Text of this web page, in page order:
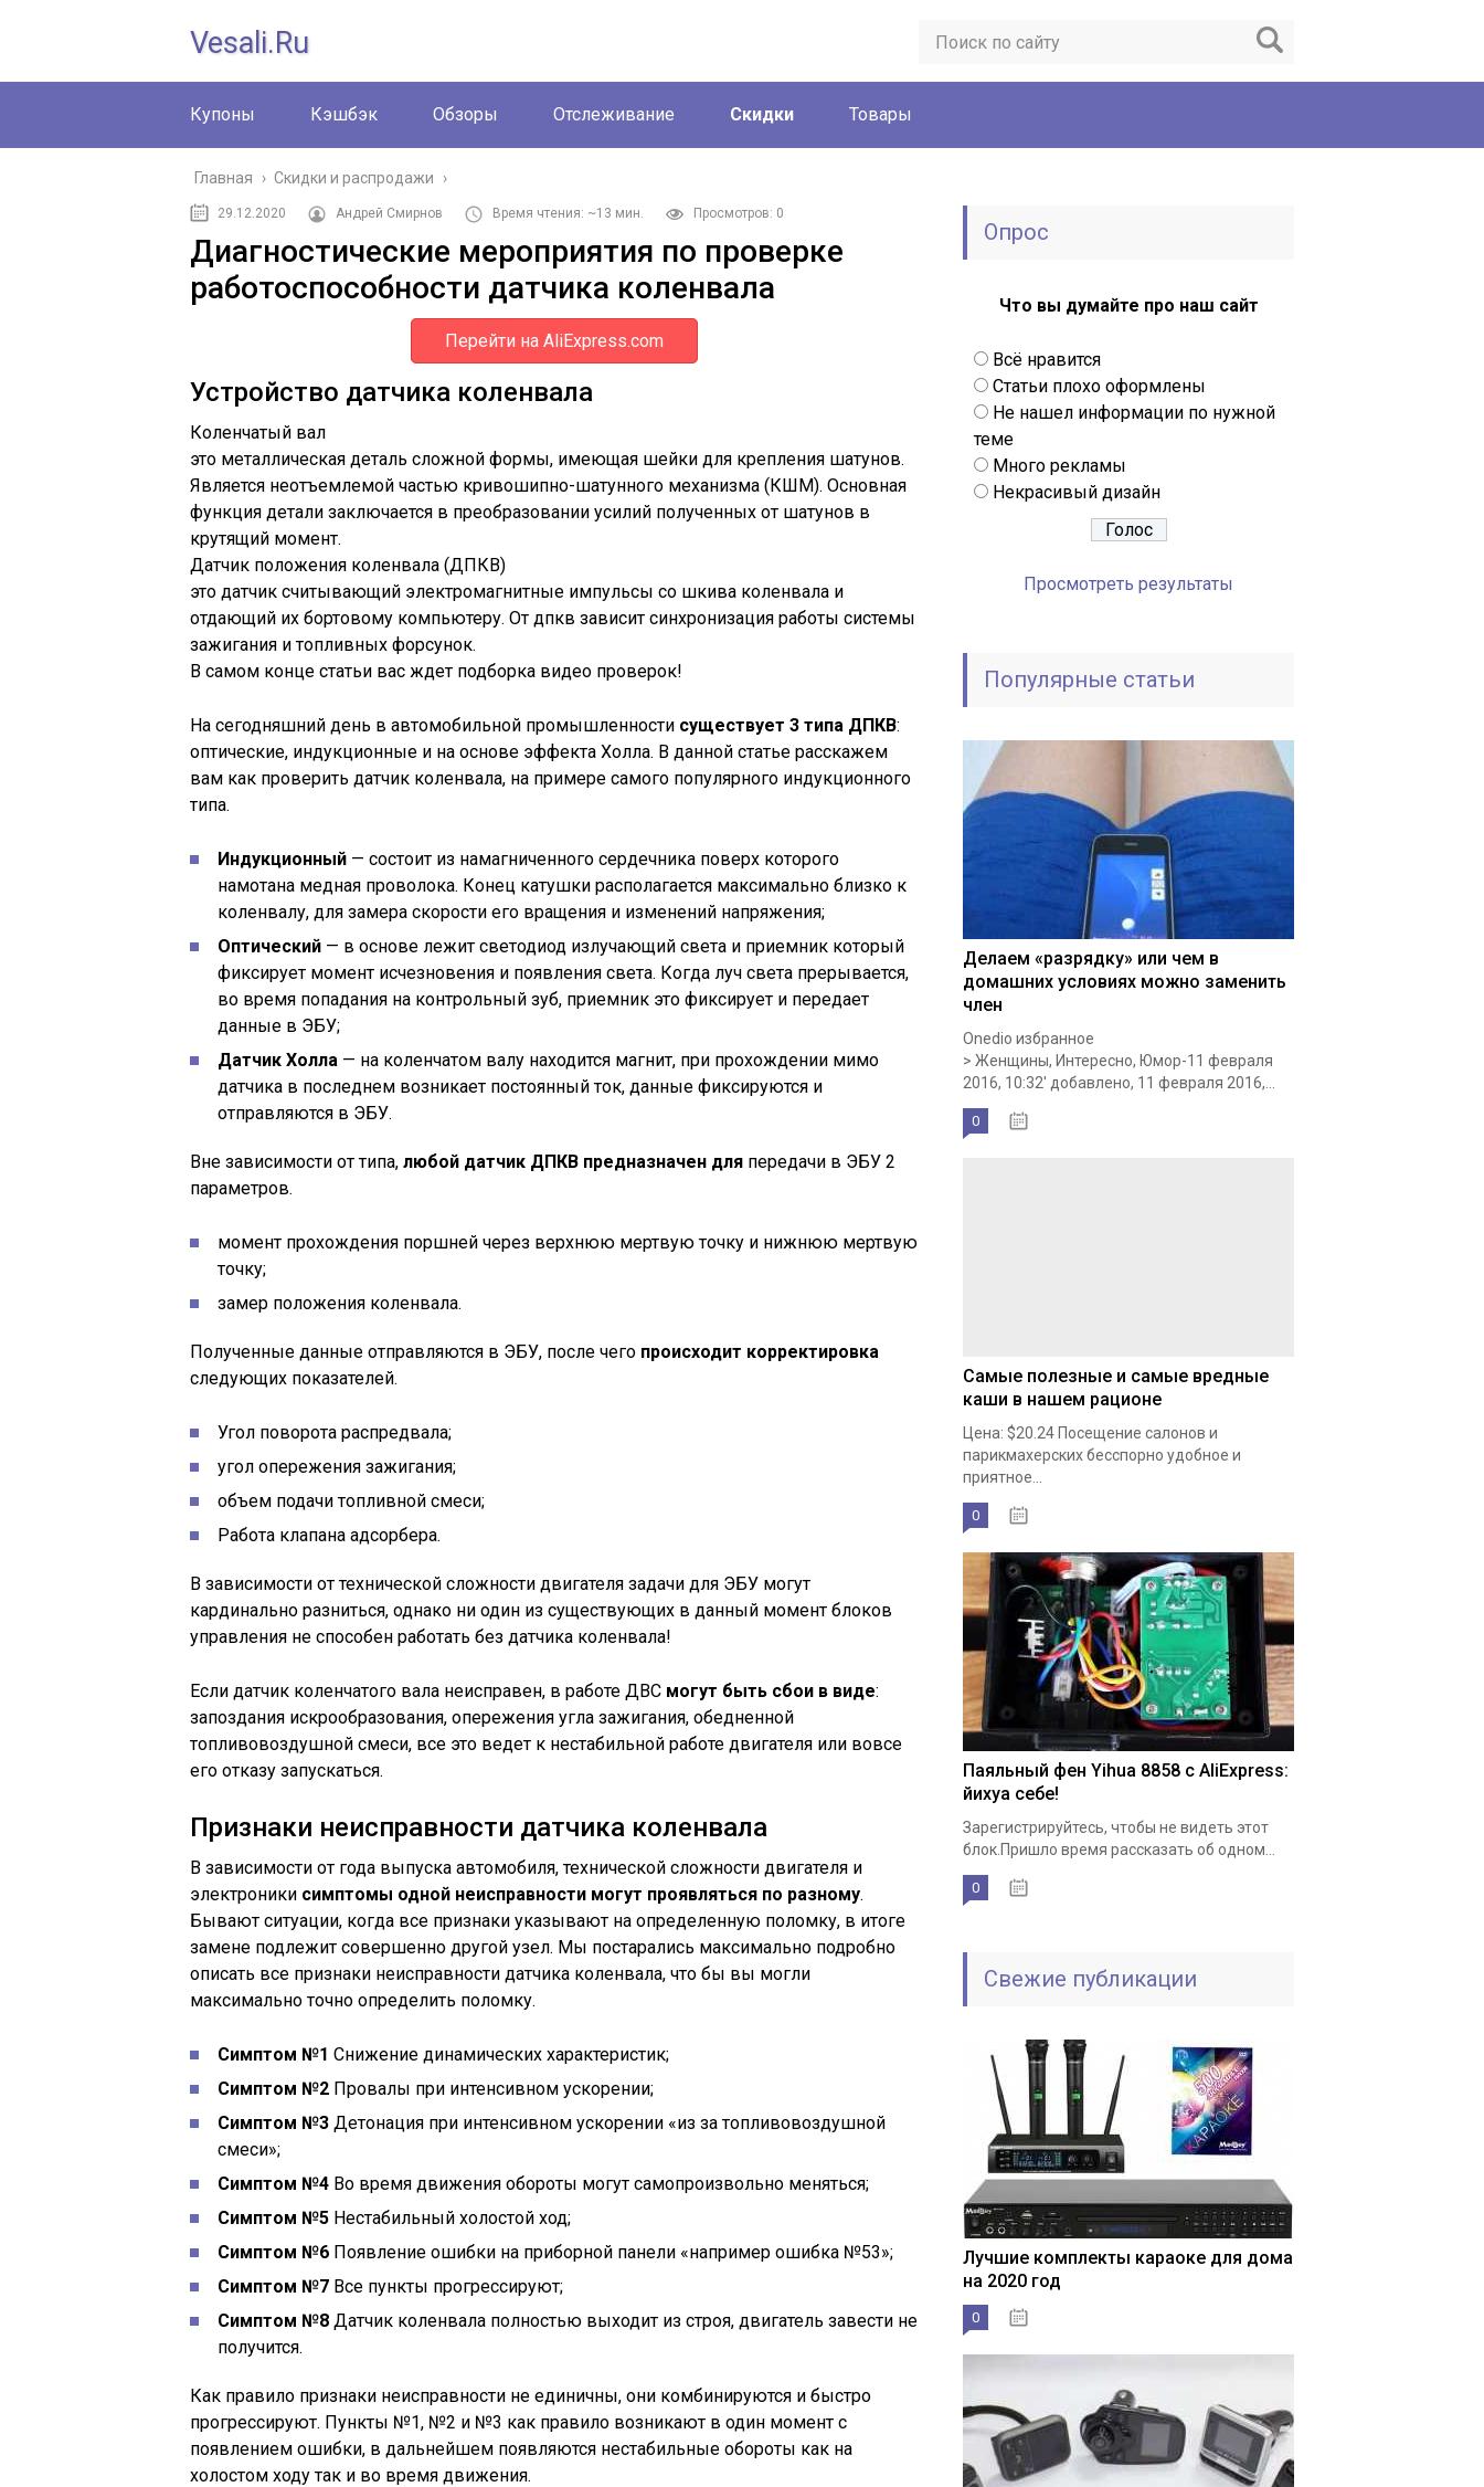
Vesali.ru
Купоны Кэшбэк Обзоры Отслеживание Скидки Товары
Главная › Скидки и распродажи ›
29.12.2020 Андрей Смирнов Время чтения: ~13 мин. Просмотров: 0
Диагностические мероприятия по проверке
работоспособности датчика коленвала
Перейти на AliExpress.com
Устройство датчика коленвала
Коленчатый вал
это металлическая деталь сложной формы, имеющая шейки для крепления шатунов.
Является неотъемлемой частью кривошипно-шатунного механизма (КШМ). Основная
функция детали заключается в преобразовании усилий полученных от шатунов в
крутящий момент.
Датчик положения коленвала (ДПКВ)
это датчик считывающий электромагнитные импульсы со шкива коленвала и
отдающий их бортовому компьютеру. От дпкв зависит синхронизация работы системы
зажигания и топливных форсунок.
В самом конце статьи вас ждет подборка видео проверок!
На сегодняшний день в автомобильной промышленности существует 3 типа ДПКВ:
оптические, индукционные и на основе эффекта Холла. В данной статье расскажем
вам как проверить датчик коленвала, на примере самого популярного индукционного
типа.
Индукционный — состоит из намагниченного сердечника поверх которого
намотана медная проволока. Конец катушки располагается максимально близко к
коленвалу, для замера скорости его вращения и изменений напряжения;
Оптический — в основе лежит светодиод излучающий света и приемник который
фиксирует момент исчезновения и появления света. Когда луч света прерывается,
во время попадания на контрольный зуб, приемник это фиксирует и передает
данные в ЭБУ;
Датчик Холла — на коленчатом валу находится магнит, при прохождении мимо
датчика в последнем возникает постоянный ток, данные фиксируются и
отправляются в ЭБУ.
Вне зависимости от типа, любой датчик ДПКВ предназначен для передачи в ЭБУ 2
параметров.
момент прохождения поршней через верхнюю мертвую точку и нижнюю мертвую
точку;
замер положения коленвала.
Полученные данные отправляются в ЭБУ, после чего происходит корректировка
следующих показателей.
Угол поворота распредвала;
угол опережения зажигания;
объем подачи топливной смеси;
Работа клапана адсорбера.
В зависимости от технической сложности двигателя задачи для ЭБУ могут
кардинально разниться, однако ни один из существующих в данный момент блоков
управления не способен работать без датчика коленвала!
Если датчик коленчатого вала неисправен, в работе ДВС могут быть сбои в виде:
запоздания искрообразования, опережения угла зажигания, обедненной
топливовоздушной смеси, все это ведет к нестабильной работе двигателя или вовсе
его отказу запускаться.
Признаки неисправности датчика коленвала
В зависимости от года выпуска автомобиля, технической сложности двигателя и
электроники симптомы одной неисправности могут проявляться по разному.
Бывают ситуации, когда все признаки указывают на определенную поломку, в итоге
замене подлежит совершенно другой узел. Мы постарались максимально подробно
описать все признаки неисправности датчика коленвала, что бы вы могли
максимально точно определить поломку.
Симптом №1 Снижение динамических характеристик;
Симптом №2 Провалы при интенсивном ускорении;
Симптом №3 Детонация при интенсивном ускорении «из за топливовоздушной
смеси»;
Симптом №4 Во время движения обороты могут самопроизвольно меняться;
Симптом №5 Нестабильный холостой ход;
Симптом №6 Появление ошибки на приборной панели «например ошибка №53»;
Симптом №7 Все пункты прогрессируют;
Симптом №8 Датчик коленвала полностью выходит из строя, двигатель завести не
получится.
Как правило признаки неисправности не единичны, они комбинируются и быстро
прогрессируют. Пункты №1, №2 и №3 как правило возникают в один момент с
появлением ошибки, в дальнейшем появляются нестабильные обороты как на
холостом ходу так и во время движения.
Опрос
Что вы думайте про наш сайт
Всё нравится
Статьи плохо оформлены
Не нашел информации по нужной
теме
Много рекламы
Некрасивый дизайн
Просмотреть результаты
Популярные статьи
Делаем «разрядку» или чем в
домашних условиях можно заменить
член
Onedio избранное
> Женщины, Интересно, Юмор-11 февраля
2016, 10:32' добавлено, 11 февраля 2016,...
0
Самые полезные и самые вредные
каши в нашем рационе
Цена: $20.24 Посещение салонов и
парикмахерских бесспорно удобное и
приятное...
0
Паяльный фен Yihua 8858 с AliExpress:
йихуа себе!
Зарегистрируйтесь, чтобы не видеть этот
блок.Пришло время рассказать об одном...
0
Свежие публикации
Лучшие комплекты караоке для дома
на 2020 год
0